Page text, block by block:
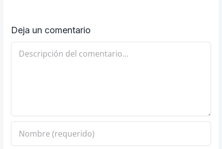
Deja un comentario
Comentario